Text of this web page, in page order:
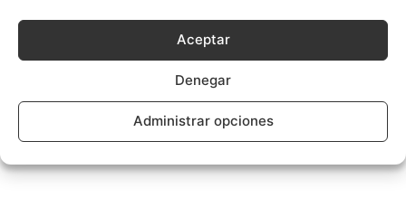
Aceptar
Denegar
Administrar opciones